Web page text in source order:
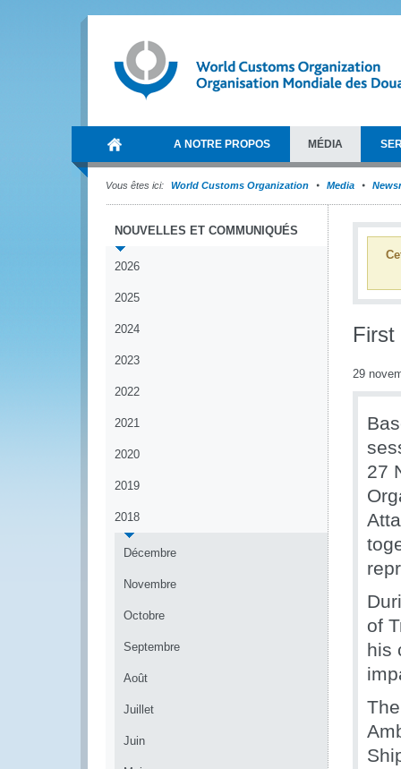
A NOTRE PROPOS MÉDIA
Vous êtes ici: World Customs Organization Media
NOUVELLES ET COMMUNIQUÉS
2026
2025
2024
2023
2022
2021
2020
2019
2018
Décembre
Novembre
Octobre
Septembre
Août
Juillet
Juin
First
29
27
of
his